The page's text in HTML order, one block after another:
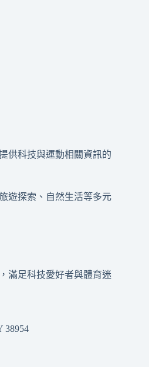
供科技與運動相關資訊的
遊探索、自然生活等多元
滿足科技愛好者與體育迷
38954